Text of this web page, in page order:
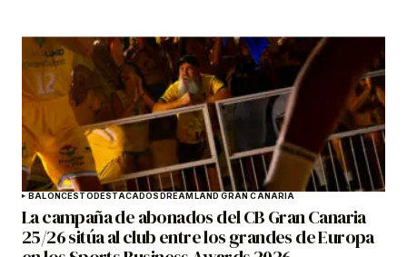
BALONCESTO DESTACADOS DREAMLAND GRAN CANARIA
La campaña de abonados del CB Gran Canaria
25/26 sitúa al club entre los grandes de Europa